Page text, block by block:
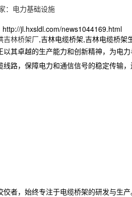
：电力基础设施
http://jl.hxsldl.com/news1044169.html
吉林桥架厂,吉林电缆桥架,吉林电缆桥架
以其卓越的生产能力和创新精神，为电
路，保障电力和通信信号的稳定传输，
佼者，始终专注于电缆桥架的研发与生